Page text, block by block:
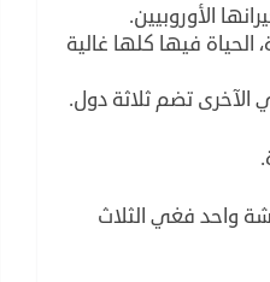
الأوروبيين.
فيها كلها غالية
الآخرى تضم ثلاثة دول.
واحد فغي الثلاث